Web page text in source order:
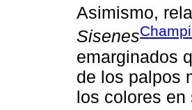
Asimismo,
Sisenes
emarginados
de los palpos
los colores